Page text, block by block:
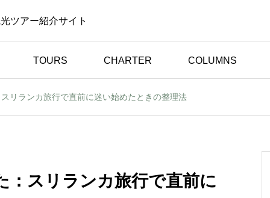
ツアー紹介サイト
TOURS CHARTER COLUMNS
体験談（お客様の声）
た｜日本語対応ドライバ
ー体験談【お客様の声】
リランカ旅行で直前に迷い始めたときの整理法
：スリランカ旅行で直前に